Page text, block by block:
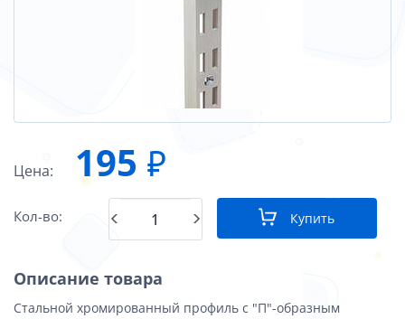
Цена: 195 ₽
Кол-во: Купить
Описание товара
Стальной хромированный профиль с "П"-образным